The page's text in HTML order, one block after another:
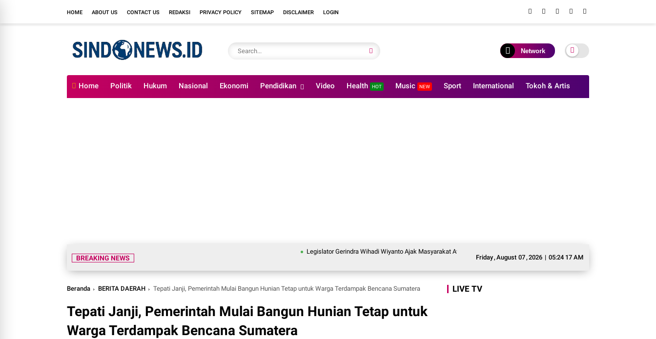
HOME ABOUT US CONTACT US REDAKSI PRIVACY POLICY SITEMAP DISCLAIMER LOGIN
Network
Home Politik Hukum Nasional Ekonomi Pendidikan Video Health HOT Music NEW Sport International Tokoh & Artis
Friday,August 07,2026 | 05:24 18 AM
BREAKING NEWS
Legislator Gerindra Wihadi Wiyanto Ajak Masyarakat Awasi Program Makan Bergizi Gratis agar Tepat Sasaran
Beranda BERITA DAERAH Tepati Janji, Pemerintah Mulai Bangun Hunian Tetap untuk Warga Terdampak Bencana Sumatera
Tepati Janji, Pemerintah Mulai Bangun Hunian Tetap untuk
Warga Terdampak Bencana Sumatera
LIVE TV